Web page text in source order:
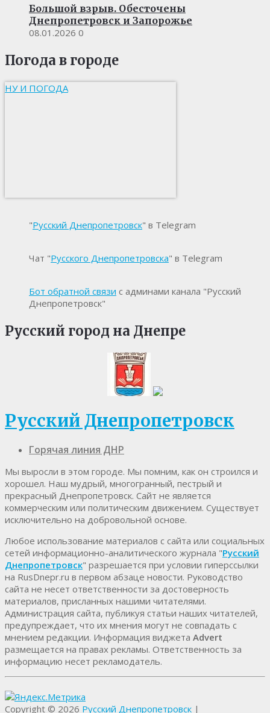
Большой взрыв. Обесточены
Днепропетровск и Запорожье
08.01.2026 0
Погода в городе
НУ И ПОГОДА
"Русский Днепропетровск" в Telegram
Чат "Русского Днепропетровска" в Telegram
Бот обратной связи с админами канала "Русский
Днепропетровск"
Русский город на Днепре
Русский Днепропетровск
Горячая линия ДНР
Мы выросли в этом городе. Мы помним, как он строился и
хорошел. Наш мудрый, многогранный, пестрый и
прекрасный Днепропетровск. Cайт не является
коммерческим или политическим движением. Существует
исключительно на добровольной основе.
Любое использование материалов c сайта или социальных
сетей информационно-аналитического журнала "Русский
Днепропетровск" разрешается при условии гиперссылки
на RusDnepr.ru в первом абзаце новости. Руководство
сайта не несет ответственности за достоверность
материалов, присланных нашими читателями.
Администрация сайта, публикуя статьи наших читателей,
предупреждает, что их мнения могут не совпадать с
мнением редакции. Информация виджета Advert
размещается на правах рекламы. Ответственность за
информацию несет рекламодатель.
Copyright © 2026 Русский Днепропетровск |